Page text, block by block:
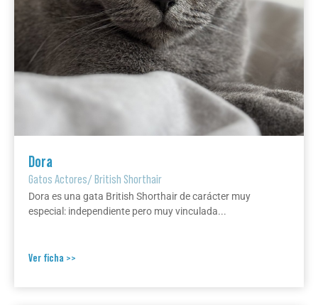
Dora
Gatos Actores/British Shorthair
Dora es una gata British Shorthair de carácter muy
especial: independiente pero muy vinculada...
Ver ficha >>